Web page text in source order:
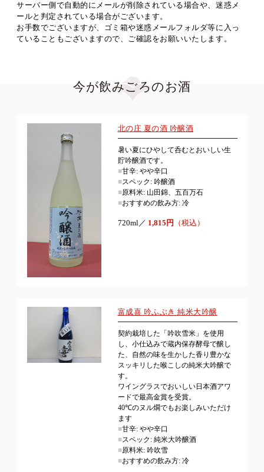
サーバー側で自動的にメールが削除されている場合や、迷惑メ
ールと判定されている場合がございます。
お手数でございますが、ゴミ箱や迷惑メールフォルダ等に入っ
ていることもございますので、ご確認をお願いいたします。
今が飲みごろのお酒
北の庄 夏の酒 吟醸酒
暑い夏にひやして呑むとおいしい生
貯吟醸酒です。
■甘辛: やや辛口
■スペック: 吟醸酒
■原料米: 山田錦、五百万石
■おすすめの飲み方: 冷
720ml／ 1,815円 （税込）
富成喜 吟ふぶき 純米大吟醸
契約栽培した「吟吹雪米」を使用
し、小仕込みで蔵内保存酵母で醸し
た、自然の味を生かした香り豊かな
スッキリした喉こしの純米大吟醸で
す。
ワイングラスでおいしい日本酒アワ
ードで最高金賞を受賞。
40℃のヌル燗でもお楽しみいただけ
ます
■甘辛: やや辛口
■スペック: 純米大吟醸酒
■原料米: 吟吹雪
■おすすめの飲み方: 冷